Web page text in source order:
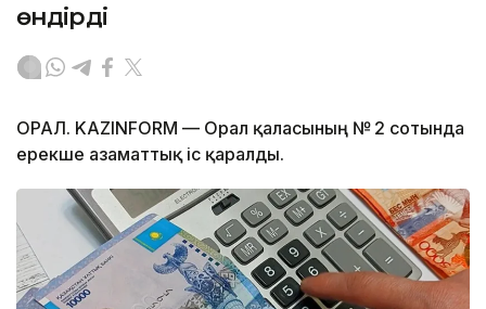
өндірді
ОРАЛ. KAZINFORM — Орал қаласының № 2 сотында
ерекше азаматтық іс қаралды.